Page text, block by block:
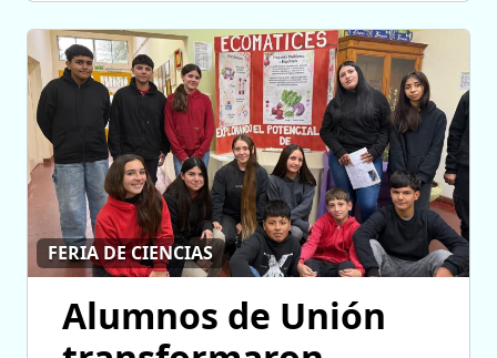
FERIA DE CIENCIAS
Alumnos de Unión